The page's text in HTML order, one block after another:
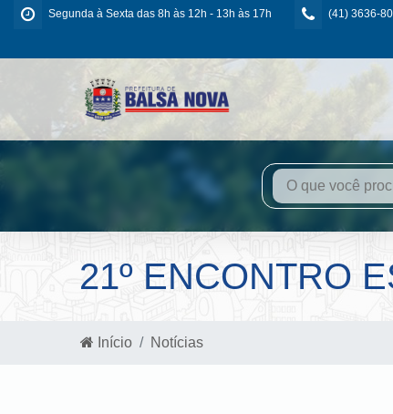
Segunda à Sexta das 8h às 12h - 13h às 17h (41) 3636-
21º ENCONTRO
Início Notícias